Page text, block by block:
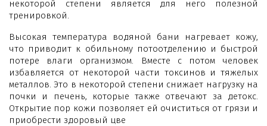
некоторой степени является для него полезной
тренировкой.
Высокая температура водяной бани нагревает кожу,
что приводит к обильному потоотделению и быстрой
потере влаги организмом. Вместе с потом человек
избавляется от некоторой части токсинов и тяжелых
металлов. Это в некоторой степени снижает нагрузку на
почки и печень, которые также отвечают за детокс.
Открытие пор кожи позволяет ей очиститься от грязи и
приобрести здоровый цве